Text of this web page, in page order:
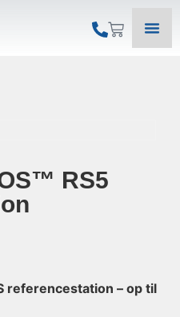
RS5
referencestation – op til